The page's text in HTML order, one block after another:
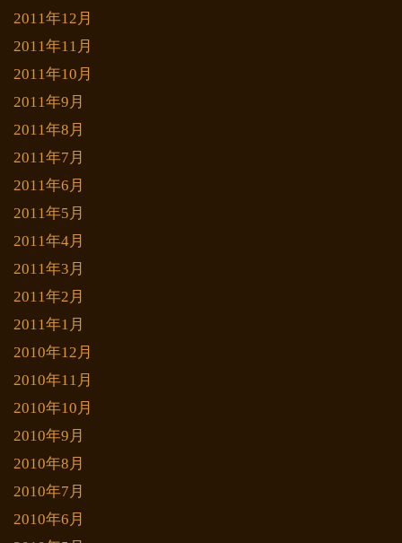
2011年12月
2011年11月
2011年10月
2011年9月
2011年8月
2011年7月
2011年6月
2011年5月
2011年4月
2011年3月
2011年2月
2011年1月
2010年12月
2010年11月
2010年10月
2010年9月
2010年8月
2010年7月
2010年6月